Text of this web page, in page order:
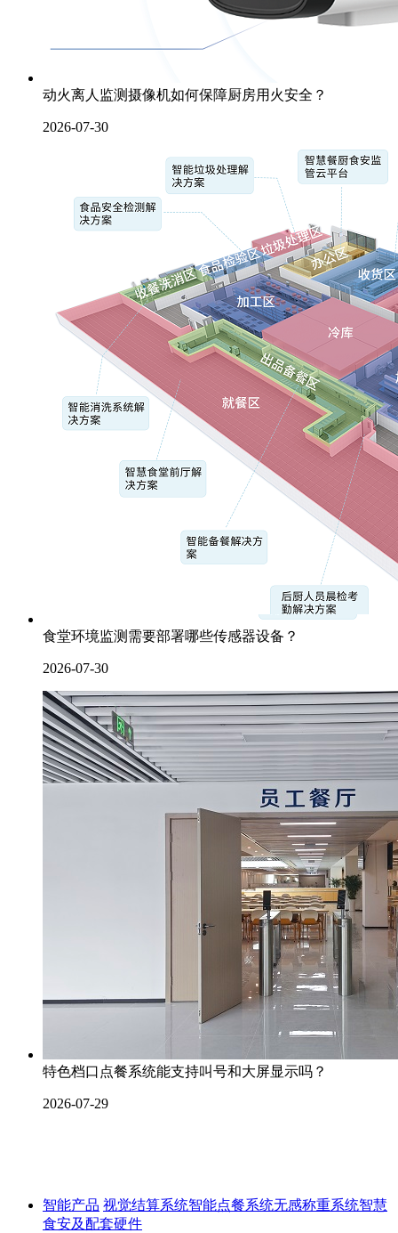
动火离人监测摄像机如何保障厨房用火安全？
2026-07-30
食堂环境监测需要部署哪些传感器设备？
2026-07-30
特色档口点餐系统能支持叫号和大屏显示吗？
2026-07-29
智能产品 视觉结算系统智能点餐系统无感称重系统智慧
食安及配套硬件